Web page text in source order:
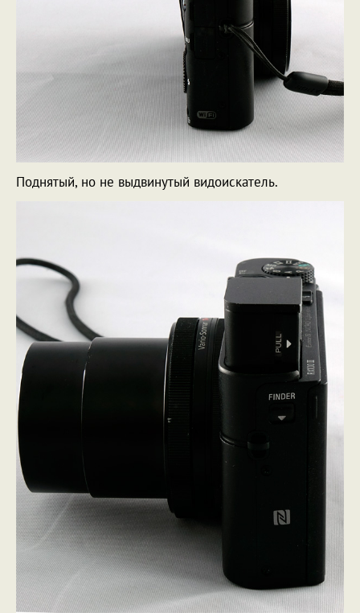
Поднятый, но не выдвинутый видоискатель.